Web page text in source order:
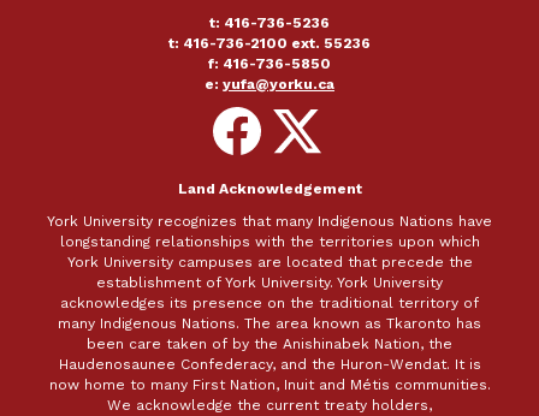
t: 416-736-5236
t: 416-736-2100 ext. 55236
f: 416-736-5850
e: yufa@yorku.ca
Follow
on
Facebook
Follow
on
X
Land Acknowledgement
York University recognizes that many Indigenous Nations have
longstanding relationships with the territories upon which
York University campuses are located that precede the
establishment of York University. York University
acknowledges its presence on the traditional territory of
many Indigenous Nations. The area known as Tkaronto has
been care taken of by the Anishinabek Nation, the
Haudenosaunee Confederacy, and the Huron-Wendat. It is
now home to many First Nation, Inuit and Métis communities.
We acknowledge the current treaty holders,